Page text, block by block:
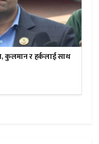
कुलमान र हर्कलाई साथ